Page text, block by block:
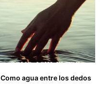
Como agua entre los dedos